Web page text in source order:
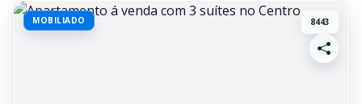
MOBILIADO 8443